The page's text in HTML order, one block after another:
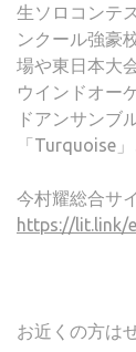
生ソロコンテ
ンクール強豪
場や東日本大
ウインドオー
ドアンサンブ
「Turquoise
今村耀総合サ
https://lit.link/
お近くの方は